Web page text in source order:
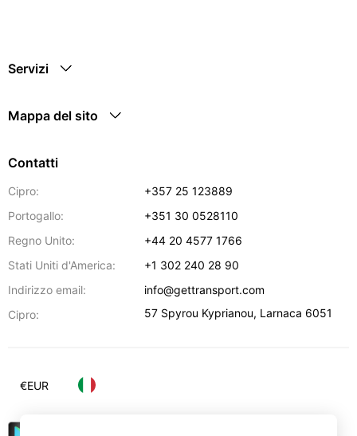
Servizi
Mappa del sito
Contatti
Cipro:
+357 25 123889
Portogallo:
+351 30 0528110
Regno Unito:
+44 20 4577 1766
Stati Uniti d'America:
+1 302 240 28 90
Indirizzo email:
info@gettransport.com
Cipro:
57 Spyrou Kyprianou, Larnaca 6051
€EUR